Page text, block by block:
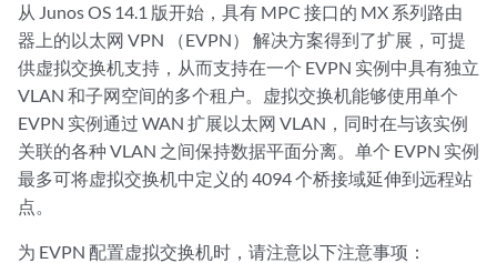
从 Junos OS 14.1 版开始，具有 MPC 接口的 MX 系列路由
器上的以太网 VPN （EVPN） 解决方案得到了扩展，可提
供虚拟交换机支持，从而支持在一个 EVPN 实例中具有独立
VLAN 和子网空间的多个租户。虚拟交换机能够使用单个
EVPN 实例通过 WAN 扩展以太网 VLAN，同时在与该实例
关联的各种 VLAN 之间保持数据平面分离。单个 EVPN 实例
最多可将虚拟交换机中定义的 4094 个桥接域延伸到远程站
点。
为 EVPN 配置虚拟交换机时，请注意以下注意事项：